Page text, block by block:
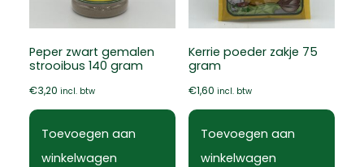
Peper zwart gemalen
strooibus 140 gram
€3,20 incl. btw
Toevoegen aan
winkelwagen
Kerrie poeder zakje 75
gram
€1,60 incl. btw
Toevoegen aan
winkelwagen